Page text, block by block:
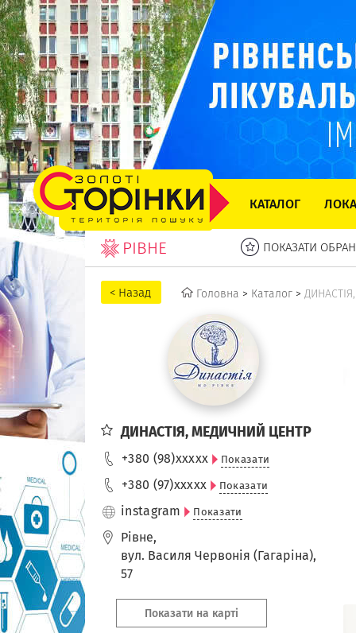
КАТАЛОГ
РІВНЕ ПОКАЗАТИ
Головна > Каталог >
ДИНАСТІЯ, МЕДИЧНИЙ ЦЕНТР
+380 (98)xxxxx Показати
+380 (97)xxxxx Показати
instagram Показати
Рівне,
вул. Василя Червонія (Гагаріна),
57
Показати на карті